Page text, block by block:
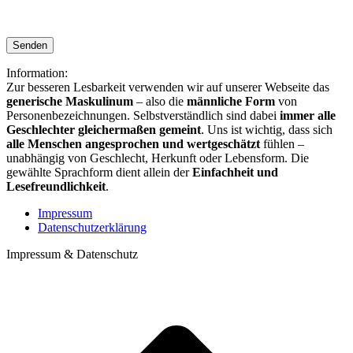
dieses
Feld
leer.
lasse
Feld
leer.
Information:
Zur besseren Lesbarkeit verwenden wir auf unserer Webseite das
generische Maskulinum – also die männliche Form von
Personenbezeichnungen. Selbstverständlich sind dabei immer alle
Geschlechter gleichermaßen gemeint. Uns ist wichtig, dass sich
alle Menschen angesprochen und wertgeschätzt fühlen –
unabhängig von Geschlecht, Herkunft oder Lebensform. Die
gewählte Sprachform dient allein derEinfachheit und
Lesefreundlichkeit.
Impressum
Datenschutzerklärung
Impressum & Datenschutz